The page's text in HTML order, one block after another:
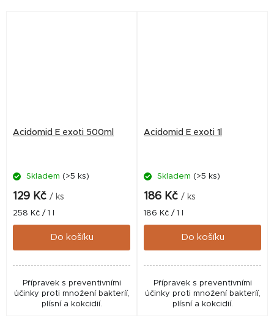
Acidomid E exoti 500ml
Skladem (>5 ks)
129 Kč / ks
Měrná
cena:
258 Kč / 1 l
Do košíku
Přípravek s preventivními
účinky proti množení bakteríí,
plísní a kokcidií.
Acidomid E exoti 1l
Skladem (>5 ks)
186 Kč / ks
Měrná
cena:
186 Kč / 1 l
Do košíku
Přípravek s preventivními
účinky proti množení bakteríí,
plísní a kokcidií.